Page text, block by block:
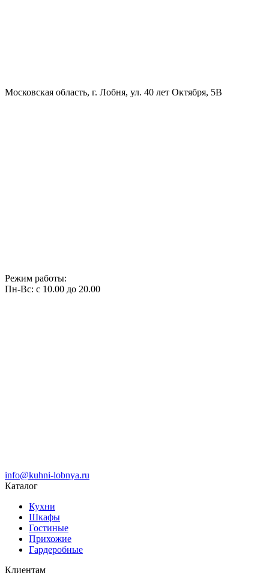
Московская область, г. Лобня, ул. 40 лет Октября, 5В
Режим работы:
Пн-Вс: с 10.00 до 20.00
info@kuhni-lobnya.ru
Каталог
Кухни
Шкафы
Гостиные
Прихожие
Гардеробные
Клиентам